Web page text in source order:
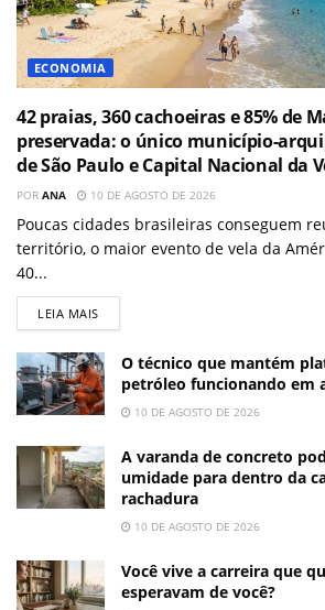
ECONOMIA
42 praias, 360 cachoeiras e 85% de
preservada: o único município-
de São Paulo e Capital Nacional da
POR ANA 10 DE AGOSTO DE 2026
Poucas cidades brasileiras conseguem
território, o maior evento de vela da
40...
LEIA MAIS
O técnico que mantém
petróleo funcionando em
10 DE AGOSTO DE 2026
A varanda de concreto
umidade para dentro da
rachadura
10 DE AGOSTO DE 2026
Você vive a carreira que
esperavam de você?